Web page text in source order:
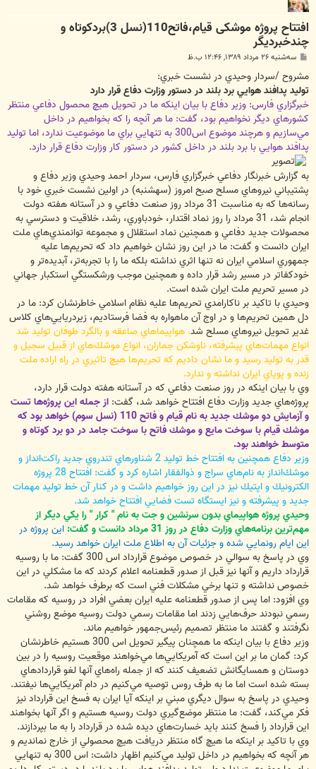
افتتاح پروژه موشکی قیام،فاتح110(نسل 3)بردکوتاه و
چندخبردیگر
ت
سه‌شنبه ۲۶ مرداد ۱۳۸۹, ۱۲:۴۶ ب.ظ
مشروح /سردار وحيدي در نشست خبري:
توليد پدافند هوايي برد بلند در دستور وزارت دفاع قرار دارد
خبرگزاري فارس: وزير دفاع با بيان اينكه ما در تحويل هيچ محصول دفاعي منتظر
كشورهاي ديگر نخواهيم بود، گفت: ما هر آنچه را كه بخواهيم در داخل
مي‌سازيم و هرچند موضوع اس‌300 به تنهايي براي ما موضوعيت ندارد، اما توليد
پدافند هوايي با برد بلند در داخل كشور در دستور كار وزارت دفاع قرار دارد.
به گزارش خبرنگار دفاعي خبرگزاري فارس، سردار احمد وحيدي وزير دفاع و
پشتيباني نيروهاي مسلح صبح امروز (سه‎شنبه) در اولين نشست خبري خود با
رسانه‌ها كه به مناسبت 31 مرداد روز صنعت دفاعي و در آستانه هفته دولت
انجام شد، 31 مرداد را روز نماد اقتدار، خودباوري،‌ رشد، خلاقيت و دسترسي به
محصولات جديد دفاعي و همچنين نماد استقلال و مجموعه توانمندي‌هاي ملت
ايران دانست و گفت: ما در اين روز نشان خواهيم داد كه تحريم‌ها عليه
جمهوري اسلامي ايران نه تنها اثري نداشته بلكه ما را با تجربه‌تر،‌ آبديده‌تر و
خودكفاتر در مسير رشد قرار داده و همچنين موجب ورشكستگي استكبار جهاني
در مسير تحريم ملت ايران شده است.
وحيدي با تاكيد بر ناكارامدي تحريم‌ها عليه نظام اسلامي خاطرنشان كرد: ما در
دل همين تحريم‌ها و در اوج آن ماهواره به فضا فرستاديم، زيردريايي‌هاي كلاس
غدير تحويل نيروهاي مسلح شد. هواپيماهاي صاعقه و بالگرد طوفان توليد شد
انواع مهمات‌هاي پيشرفته، ناوشكن جماران، انواع موشك‌هاي از قبيل سجيل و
قدر به توليد رسيد و ما نشان داديم كه تحريم‌ها هيچ تاثيري در راه اراده ملت
زنده و پوياي ايران نداشته و ندارد.
وي با بيان اينكه در روز صنعت دفاعي كه در آستانه هفته دولت قرار دارد،
پروژه‌هاي جديد وزارت دفاع افتتاح خواهد شد، گفت: از جمله اين پروژه‌ها تست
و آزمايش دو موشك جديد به نام قيام و فاتح 110 (نسل سوم) خواهد بود كه
موشك قيام با سوخت مايع و موشك فاتح با سوخت جامد در دو برد كوتاه و
متوسط خواهند بود.
وزير دفاع همچنين به افتتاح خط توليد 2 شناورهاي تندروي جديد راكت‌انداز و
موشك‌انداز به نام‌هاي سراج و ذوالفقار اشاره كرد و گفت: افتتاح 28 پروژه
الكترونيك و اپتيك نيز در اين روز خواهيم داشت و در كنار آن خط توليد مهمات
جديد و پيشرفته و نيز ايستگاه تست فضايي افتتاح خواهد شد.
وحيدي پروژه هواپيماي بدون سرنشين و جت به نام " كرار " را يكي ديگر از
مهم‌ترين برنامه‌هاي وزارت دفاع در روز 31 مرداد دانست و گفت:
اين پروژه در
اين ايام رونمايي شده و جزئيات آن به اطلاع ملت ايران خواهد رسيد.
وي در پاسخ به سوالي در خصوص موضوع قرارداد اس 300 گفت: ما با روسيه
قرارداد داريم و آنها نيز قبل از صدور قطعنامه اعلام كردند كه ما مشكلي در اين
خصوص نداشته و تنها برخي مشكلات فني است كه برطرف خواهد شد.
وي افزود: اما پس از صدور قطعنامه عليه ايران بعضي افراد در روسيه كه مقامات
رسمي نبودند حرف‌هايي زدند اما مقامات رسمي دولت روسيه موضع روشني
نگرفتند و گفتند ما منتظر تصميم رئيس‌جمهور خواهيم ماند.
وزير دفاع با بيان اينكه ما همچنان پيگير تحويل اس 300 هستيم خاطرنشان
كرد:‌ گمان ما بر اين است كه آمريكايي‌ها مي‌خواهند موقعيت روسيه را در بين
دوستان و همسايگانش تضعيف كنند كه از جمله راه‌هاي آنها لغو قراردادهاي
بسته شده است اما ما به طرف روس توصيه مي‌كنيم در دام آمريكايي‌ها نيفتند.
وحيدي در پاسخ به سوال ديگري مبني بر اينكه آيا ايران به فسخ اين قرارداد نيز
فكر مي‌كند، گفت: ما منتظر موضع‌گيري دولت روسيه هستيم و اگر آنها بخواهند
اين قرارداد را فسخ كنند بايد خسارت‌هاي ديده شده در قرارداد را به ما بپردازند.
وي با تاكيد بر اينكه ما هيچ گاه منتظر دريافت هيچ محصولي از خارج نمانديم و
هر آنچه كه بخواهيم در داخل توليد مي‌كنيم اظهار داشت: اس 300 به تنهايي